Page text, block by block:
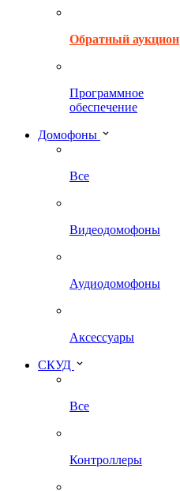
Обратный аукцион
Программное
обеспечение
Домофоны
Все
Видеодомофоны
Аудиодомофоны
Аксессуары
СКУД
Все
Контроллеры